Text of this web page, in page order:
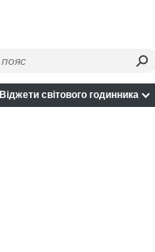
Віджети світового годинника